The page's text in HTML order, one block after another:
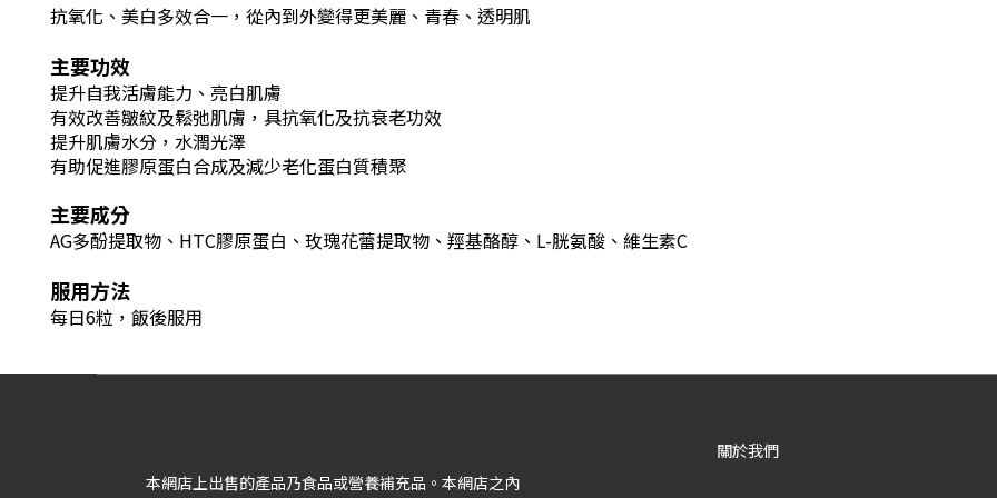
抗氧化、美白多效合一 ， 從內到外變得更美麗、青春、透明肌
主要功效
提升自我活膚能力、亮白肌膚
有效改善皺紋及鬆弛肌膚，具抗氧化及抗衰老功效
提升肌膚水分，水潤光澤
有助促進膠原蛋白合成及減少老化蛋白質積聚
主要成分
AG多酚提取物、HTC膠原蛋白、玫瑰花蕾提取物、羥基酪醇、L-胱氨酸、維生素C
服用方法
每日6粒，飯後服用
本網店上出售的產品乃食品或營養補充品。本網店之內
關於我們